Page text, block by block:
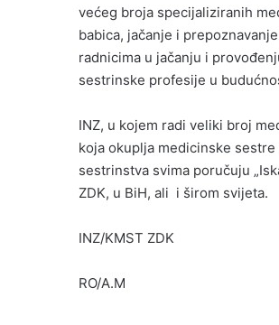
većeg broja specijaliziranih
babica, jačanje i
radnicima u jačanju i
sestrinske profesije u
INZ, u kojem radi veliki broj
koja okuplja medicinske
sestrinstva svima poručuju
ZDK, u BiH, ali i širom svijeta.
INZ/KMST ZDK
RO/A.M